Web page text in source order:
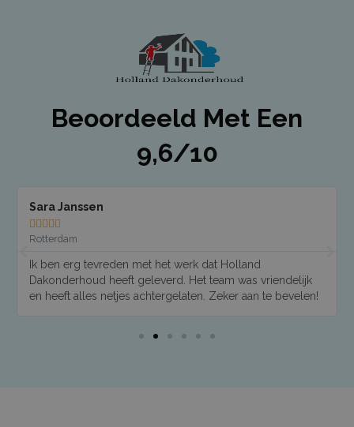
Beoordeeld Met Een
9,6/10
Sara Janssen
    
Rotterdam
Ik ben erg tevreden met het werk dat Holland
Dakonderhoud heeft geleverd. Het team was vriendelijk
en heeft alles netjes achtergelaten. Zeker aan te bevelen!